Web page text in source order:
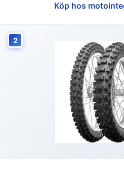
Köp hos
2